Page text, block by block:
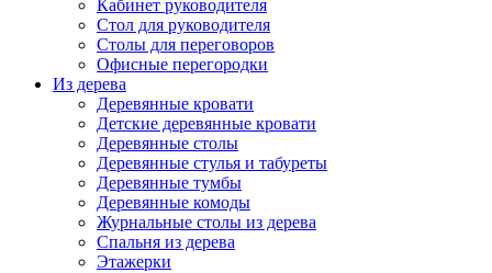
Кабинет руководителя
Стол для руководителя
Столы для переговоров
Офисные перегородки
Из дерева
Деревянные кровати
Детские деревянные кровати
Деревянные столы
Деревянные стулья и табуреты
Деревянные тумбы
Деревянные комоды
Журнальные столы из дерева
Спальня из дерева
Этажерки